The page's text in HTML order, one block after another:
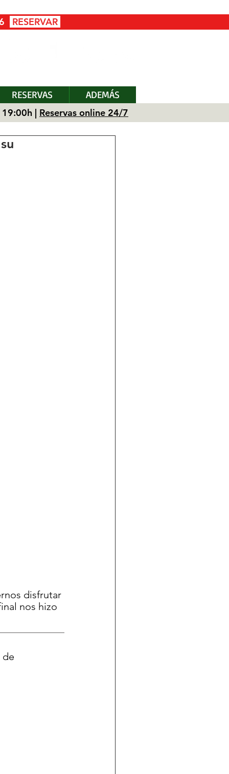
RESERVAR
RESERVAS ADEMÁS
| Reservas online 24/7
disfrutar
nos hizo
de